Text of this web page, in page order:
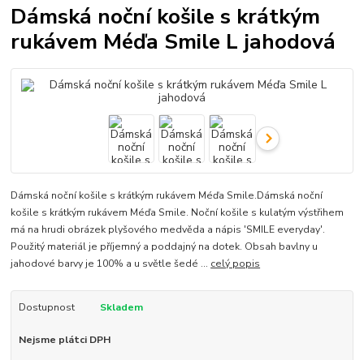
Dámská noční košile s krátkým
rukávem Méďa Smile L jahodová
Dámská noční košile s krátkým rukávem Méďa Smile.Dámská noční
košile s krátkým rukávem Méďa Smile. Noční košile s kulatým výstřihem
má na hrudi obrázek plyšového medvěda a nápis 'SMILE everyday'.
Použitý materiál je příjemný a poddajný na dotek. Obsah bavlny u
jahodové barvy je 100% a u světle šedé ... celý popis
Dostupnost Skladem
Nejsme plátci DPH